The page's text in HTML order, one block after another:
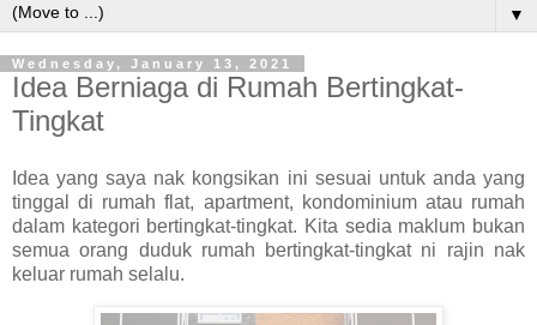
▼
Wednesday, January 13, 2021
Idea Berniaga di Rumah Bertingkat-
Tingkat
Idea yang saya nak kongsikan ini sesuai untuk anda yang
tinggal di rumah flat, apartment, kondominium atau rumah
dalam kategori bertingkat-tingkat. Kita sedia maklum bukan
semua orang duduk rumah bertingkat-tingkat ni rajin nak
keluar rumah selalu.